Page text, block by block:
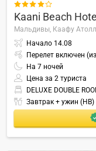

Kaani Beach
Мальдивы, Каафу Атолл
Начало 14.08
Перелет включен
На 7 ночей
Цена за 2 туриста
DELUXE DOUBLE
Завтрак + ужин (HB)